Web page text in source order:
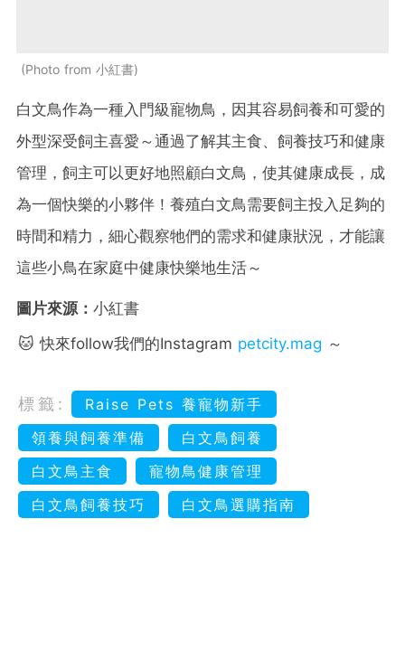
Photo from 小紅書
白文鳥作為一種入門級寵物鳥，因其容易飼養和可愛的
外型深受飼主喜愛～通過了解其主食、飼養技巧和健康
管理，飼主可以更好地照顧白文鳥，使其健康成長，成
為一個快樂的小夥伴！養殖白文鳥需要飼主投入足夠的
時間和精力，細心觀察牠們的需求和健康狀況，才能讓
這些小鳥在家庭中健康快樂地生活～
圖片來源： 小紅書
🐱 快來follow我們的Instagram petcity.mag ～
標籤:
Raise Pets 養寵物新手
領養與飼養準備
白文鳥飼養
白文鳥主食
寵物鳥健康管理
白文鳥飼養技巧
白文鳥選購指南